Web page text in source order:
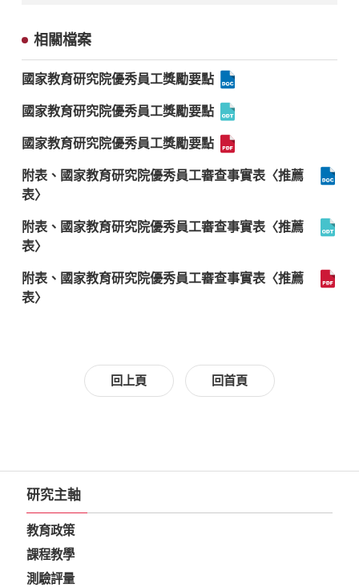
相關檔案
國家教育研究院優秀員工獎勵要點
國家教育研究院優秀員工獎勵要點
國家教育研究院優秀員工獎勵要點
附表、國家教育研究院優秀員工審查事實表〈推薦
表〉
附表、國家教育研究院優秀員工審查事實表〈推薦
表〉
附表、國家教育研究院優秀員工審查事實表〈推薦
表〉
回上頁 回首頁
研究主軸
教育政策
課程教學
測驗評量